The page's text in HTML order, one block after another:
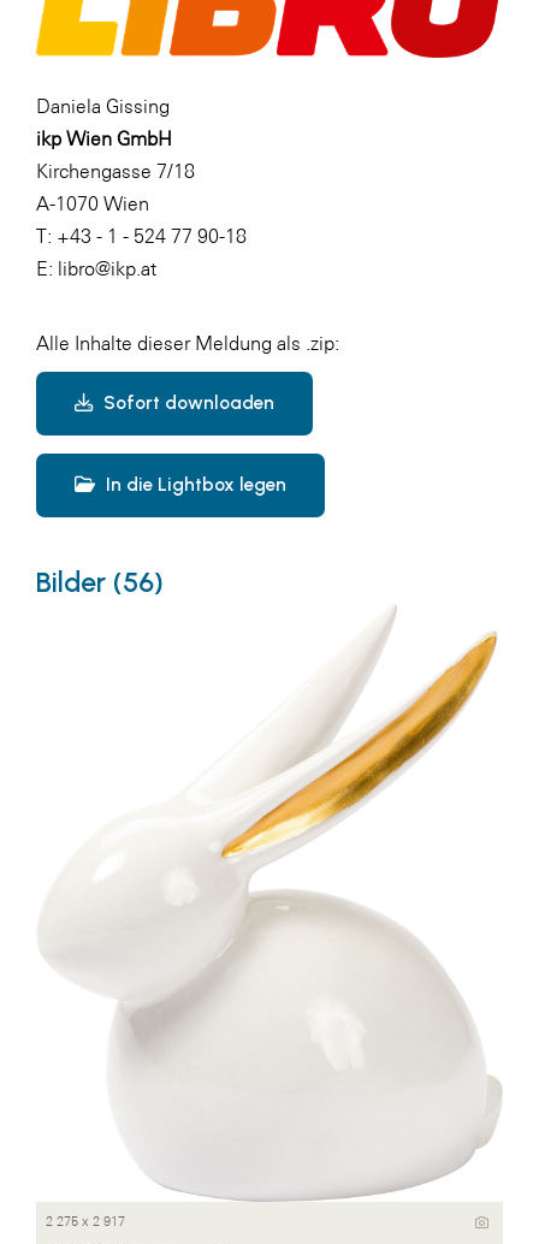
Daniela Gissing
ikp Wien GmbH
Kirchengasse 7/18
A-1070 Wien
T: +43 - 1 - 524 77 90-18
E: libro@ikp.at
Alle Inhalte dieser Meldung als .zip:
Sofort downloaden
In die Lightbox legen
Bilder (56)
2 275 x 2 917